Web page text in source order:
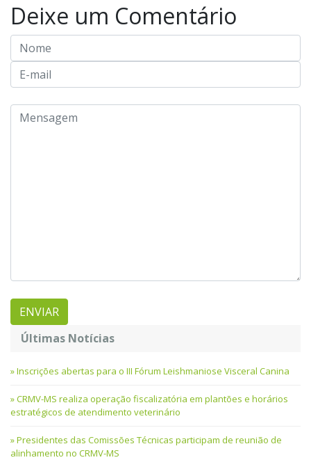
Deixe um Comentário
Últimas Notícias
Inscrições abertas para o III Fórum Leishmaniose Visceral Canina
CRMV-MS realiza operação fiscalizatória em plantões e horários
estratégicos de atendimento veterinário
Presidentes das Comissões Técnicas participam de reunião de
alinhamento no CRMV-MS